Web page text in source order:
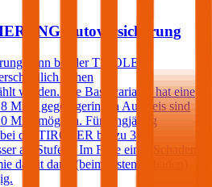
Autoversicherung
kann bei der TIROLER
hohen
werden. Die Basisvariante hat eine
8 Mio., gegen geringen Aufpreis sind
Mio. möglich. Für langjährig
bei der TIROLER bis zu 3
als Stufe 0. Im Falle eines Schadens
damit dann (beim ersten Schaden)